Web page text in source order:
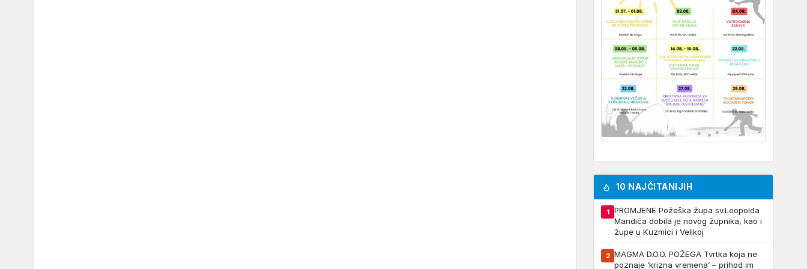
10 NAJČITANIJIH
1
PROMJENE Požeška župa sv.Leopolda
Mandića dobila je novog župnika, kao i
župe u Kuzmici i Velikoj
2 MAGMA D.O.O. POŽEGA Tvrtka koja ne
poznaje ‘krizna vremena’ – prihod im